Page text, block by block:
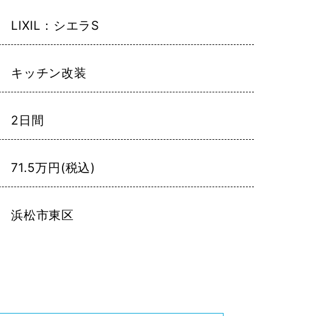
LIXIL：シエラS
キッチン改装
2日間
71.5万円(税込)
浜松市東区